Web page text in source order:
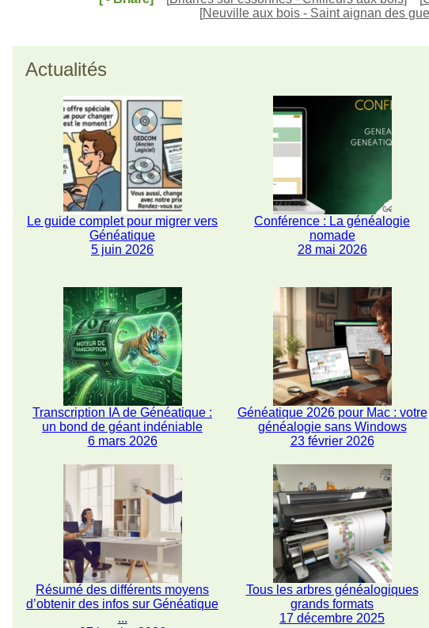
[Neuville aux bois - Saint aignan des
Actualités
Le guide complet pour migrer vers
Généatique
5 juin 2026
Conférence : La généalogie
nomade
28 mai 2026
Transcription IA de Généatique :
un bond de géant indéniable
6 mars 2026
Généatique 2026 pour Mac : votre
généalogie sans Windows
23 février 2026
Résumé des différents moyens
d’obtenir des infos sur Généatique
...
Tous les arbres généalogiques
grands formats
17 décembre 2025